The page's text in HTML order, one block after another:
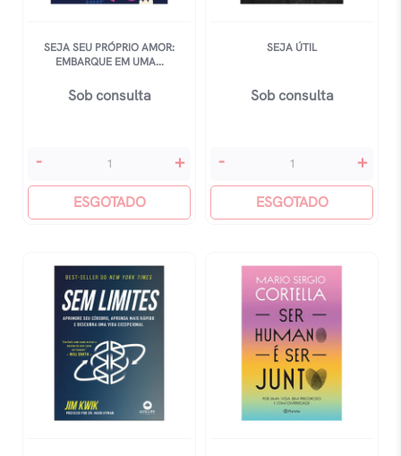
SEJA SEU PRÓPRIO AMOR:
EMBARQUE EM UMA...
Sob consulta
Seja
Próprio
Amor:
Jornada
Amor-
Próprio,
- +
ESGOTADO
SEJA ÚTIL
Sob consulta
Seja
quantidade
- +
ESGOTADO